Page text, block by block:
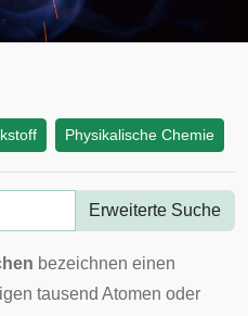
Physikalische Chemie
Erweiterte Suche
bezeichnen einen
tausend Atomen oder